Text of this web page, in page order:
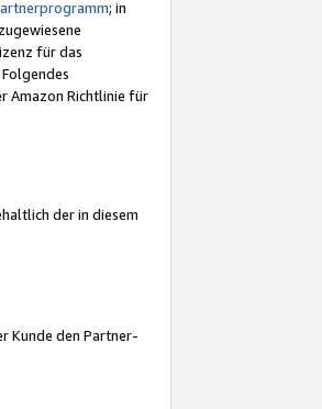
; in
für das
Amazon Richtlinie für
der in diesem
Kunde den Partner-